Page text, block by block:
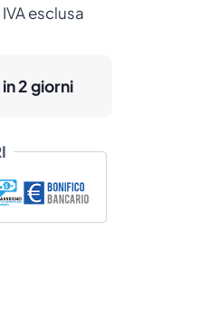
IVA esclusa
2 giorni